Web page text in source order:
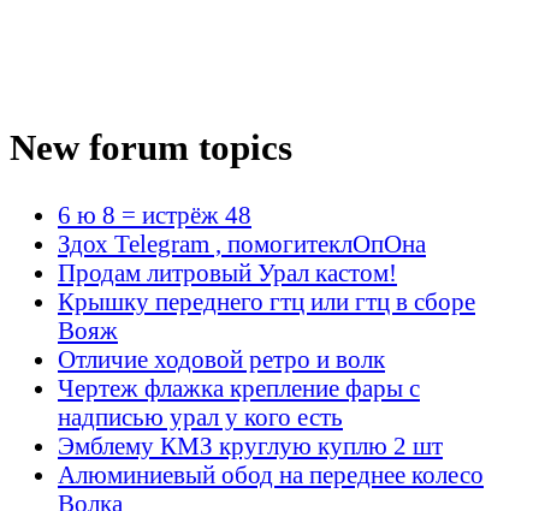
New forum topics
6 ю 8 = истрёж 48
Здох Telegram , помогитеклОпОна
Продам литровый Урал кастом!
Крышку переднего гтц или гтц в сборе
Вояж
Отличие ходовой ретро и волк
Чертеж флажка крепление фары с
надписью урал у кого есть
Эмблему КМЗ круглую куплю 2 шт
Алюминиевый обод на переднее колесо
Волка